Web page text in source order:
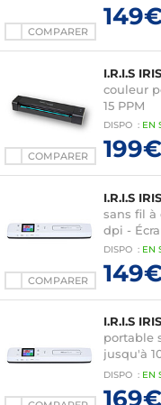
COMPARER
COMPARER
I.R.I.S
couleur
15 PPM
DISPO : EN
199€
COMPARER
I.R.I.S
sans fil à
dpi -
DISPO : EN
I.R.I.S
portable
jusqu'à
microSD -
DISPO : EN
169€